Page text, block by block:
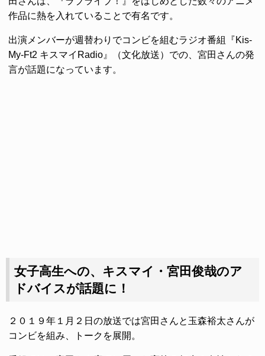
作品に熱を入れていることで有名です。
出演メンバーが週替わりでコンビを組むラジオ番組『Kis-
My-Ft2 キスマイRadio』（文化放送）での、宮田さんの発
言が話題になっています。
女子高生への、キスマイ・宮田俊哉のア
ドバイスが話題に！
２０１９年１月２日の放送では宮田さんと玉森裕太さんが
コンビを組み、トークを展開。